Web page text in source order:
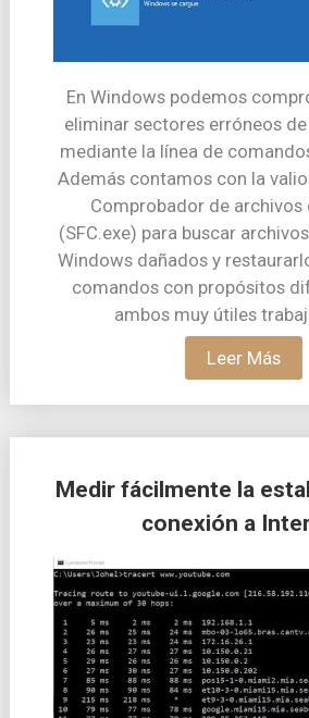
En Windows podemos
eliminar sectores erróneos
mediante la línea de
Además contamos con la
Comprobador de archivos
(SFC.exe) para buscar
Windows dañados y
comandos con propósitos
ambos muy útiles
Leer Más
Medir fácilmente la
conexión a